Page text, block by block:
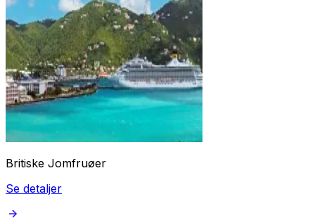
Britiske Jomfruøer
Se detaljer